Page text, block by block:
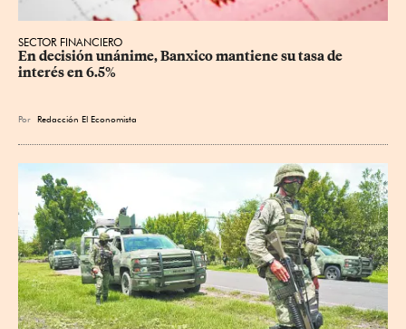
SECTOR FINANCIERO
En decisión unánime, Banxico mantiene su tasa de
interés en 6.5%
Por Redacción El Economista